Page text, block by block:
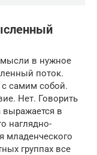
мысли в нужное
поток.
с самим собой.
Нет. Говорить
в
наглядно-
младенческого
группах все